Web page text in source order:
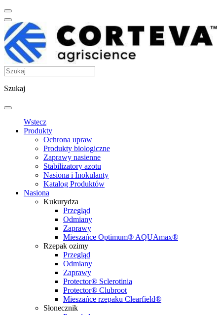
Szukaj
Wstecz
Produkty
Ochrona upraw
Produkty biologiczne
Zaprawy nasienne
Stabilizatory azotu
Nasiona i Inokulanty
Katalog Produktów
Nasiona
Kukurydza
Przegląd
Odmiany
Zaprawy
Mieszańce Optimum® AQUAmax®
Rzepak ozimy
Przegląd
Odmiany
Zaprawy
Protector® Sclerotinia
Protector® Clubroot
Mieszańce rzepaku Clearfield®
Słonecznik